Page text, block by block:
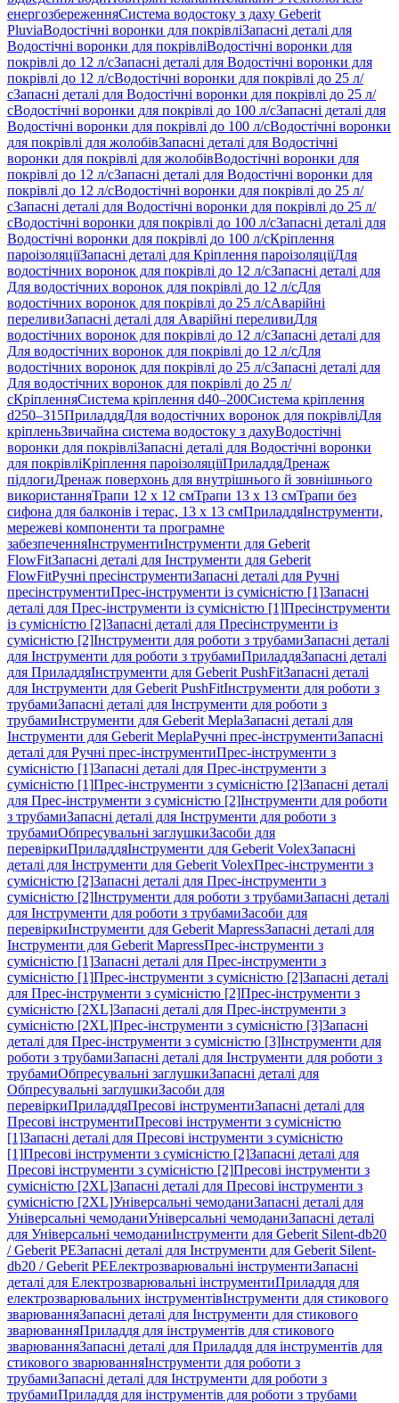
енергозбереженняСистема водостоку з даху Geberit
PluviaВодостічні воронки для покрівліЗапасні деталі для
Водостічні воронки для покрівліВодостічні воронки для
покрівлі до 12 л/сЗапасні деталі для Водостічні воронки для
покрівлі до 12 л/сВодостічні воронки для покрівлі до 25 л/
сЗапасні деталі для Водостічні воронки для покрівлі до 25 л/
сВодостічні воронки для покрівлі до 100 л/сЗапасні деталі для
Водостічні воронки для покрівлі до 100 л/сВодостічні воронки
для покрівлі для жолобівЗапасні деталі для Водостічні
воронки для покрівлі для жолобівВодостічні воронки для
покрівлі до 12 л/сЗапасні деталі для Водостічні воронки для
покрівлі до 12 л/сВодостічні воронки для покрівлі до 25 л/
сЗапасні деталі для Водостічні воронки для покрівлі до 25 л/
сВодостічні воронки для покрівлі до 100 л/сЗапасні деталі для
Водостічні воронки для покрівлі до 100 л/сКріплення
пароізоляціїЗапасні деталі для Кріплення пароізоляціїДля
водостічних воронок для покрівлі до 12 л/сЗапасні деталі для
Для водостічних воронок для покрівлі до 12 л/сДля
водостічних воронок для покрівлі до 25 л/сАварійні
переливиЗапасні деталі для Аварійні переливиДля
водостічних воронок для покрівлі до 12 л/сЗапасні деталі для
Для водостічних воронок для покрівлі до 12 л/сДля
водостічних воронок для покрівлі до 25 л/сЗапасні деталі для
Для водостічних воронок для покрівлі до 25 л/
сКріпленняСистема кріплення d40–200Система кріплення
d250–315ПриладдяДля водостічних воронок для покрівліДля
кріпленьЗвичайна система водостоку з дахуВодостічні
воронки для покрівліЗапасні деталі для Водостічні воронки
для покрівліКріплення пароізоляціїПриладдяДренаж
підлогиДренаж поверхонь для внутрішнього й зовнішнього
використанняТрапи 12 x 12 смТрапи 13 x 13 смТрапи без
сифона для балконів і терас, 13 x 13 смПриладдяІнструменти,
мережеві компоненти та програмне
забезпеченняІнструментиІнструменти для Geberit
FlowFitЗапасні деталі для Інструменти для Geberit
FlowFitРучні пресінструментиЗапасні деталі для Ручні
пресінструментиПрес-інструменти із сумісністю [1]Запасні
деталі для Прес-інструменти із сумісністю [1]Пресінструменти
із сумісністю [2]Запасні деталі для Пресінструменти із
сумісністю [2]Інструменти для роботи з трубамиЗапасні деталі
для Інструменти для роботи з трубамиПриладдяЗапасні деталі
для ПриладдяІнструменти для Geberit PushFitЗапасні деталі
для Інструменти для Geberit PushFitІнструменти для роботи з
трубамиЗапасні деталі для Інструменти для роботи з
трубамиІнструменти для Geberit MeplaЗапасні деталі для
Інструменти для Geberit MeplaРучні прес-інструментиЗапасні
деталі для Ручні прес-інструментиПрес-інструменти з
сумісністю [1]Запасні деталі для Прес-інструменти з
сумісністю [1]Прес-інструменти з сумісністю [2]Запасні деталі
для Прес-інструменти з сумісністю [2]Інструменти для роботи
з трубамиЗапасні деталі для Інструменти для роботи з
трубамиОбпресувальні заглушкиЗасоби для
перевіркиПриладдяІнструменти для Geberit VolexЗапасні
деталі для Інструменти для Geberit VolexПрес-інструменти з
сумісністю [2]Запасні деталі для Прес-інструменти з
сумісністю [2]Інструменти для роботи з трубамиЗапасні деталі
для Інструменти для роботи з трубамиЗасоби для
перевіркиІнструменти для Geberit MapressЗапасні деталі для
Інструменти для Geberit MapressПрес-інструменти з
сумісністю [1]Запасні деталі для Прес-інструменти з
сумісністю [1]Прес-інструменти з сумісністю [2]Запасні деталі
для Прес-інструменти з сумісністю [2]Прес-інструменти з
сумісністю [2XL]Запасні деталі для Прес-інструменти з
сумісністю [2XL]Прес-інструменти з сумісністю [3]Запасні
деталі для Прес-інструменти з сумісністю [3]Інструменти для
роботи з трубамиЗапасні деталі для Інструменти для роботи з
трубамиОбпресувальні заглушкиЗапасні деталі для
Обпресувальні заглушкиЗасоби для
перевіркиПриладдяПресові інструментиЗапасні деталі для
Пресові інструментиПресові інструменти з сумісністю
[1]Запасні деталі для Пресові інструменти з сумісністю
[1]Пресові інструменти з сумісністю [2]Запасні деталі для
Пресові інструменти з сумісністю [2]Пресові інструменти з
сумісністю [2XL]Запасні деталі для Пресові інструменти з
сумісністю [2XL]Універсальні чемоданиЗапасні деталі для
Універсальні чемоданиУніверсальні чемоданиЗапасні деталі
для Універсальні чемоданиІнструменти для Geberit Silent-db20
/ Geberit PEЗапасні деталі для Інструменти для Geberit Silent-
db20 / Geberit PEЕлектрозварювальні інструментиЗапасні
деталі для Електрозварювальні інструментиПриладдя для
електрозварювальних інструментівІнструменти для стикового
зварюванняЗапасні деталі для Інструменти для стикового
зварюванняПриладдя для інструментів для стикового
зварюванняЗапасні деталі для Приладдя для інструментів для
стикового зварюванняІнструменти для роботи з
трубамиЗапасні деталі для Інструменти для роботи з
трубамиПриладдя для інструментів для роботи з трубами